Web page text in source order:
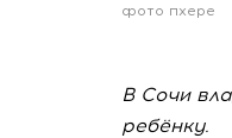
фото пхере
В Сочи
ребёнку.